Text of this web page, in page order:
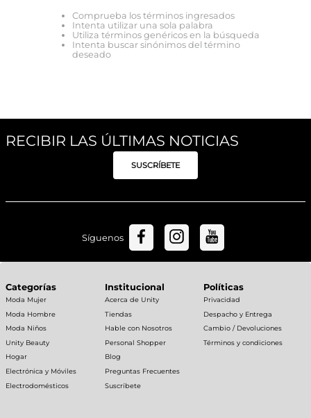
Comprueba los términos ingresados
Intenta utilizar una sola palabra
Utiliza términos genéricos en la búsqueda
Intenta buscar sinónimos del término
deseado
RECIBIR LAS ÚLTIMAS NOTICIAS
SUSCRÍBETE
Síguenos
Categorías
Moda Mujer
Moda Hombre
Moda Niños
Unity Beauty
Hogar
Electrónica y Móviles
Electrodomésticos
Institucional
Acerca de Unity
Tiendas
Hable con Nosotros
Personal Shopper
Blog
Preguntas Frecuentes
Suscríbete
Políticas
Privacidad
Despacho y Entrega
Cambio / Devoluciones
Términos y condiciones